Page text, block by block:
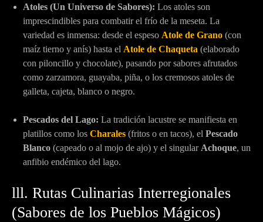
Atoles (Un Universo de Sabores): Los atoles son
imprescindibles para combatir el frío de la meseta. La
variedad es inmensa: desde el espeso Atole de Grano (con
maíz tierno y anís) hasta el Atole de Chaqueta (elaborado
con piloncillo y chocolate), pasando por sabores afrutados
como zarzamora, guayaba, piña, o los cremosos atoles de
galleta, cajeta, blanco o negro.
Pescados del Lago: La tradición lacustre se manifiesta en
platillos como losCharales (fritos o en tacos), elPescado
Blanco (capeado o al mojo de ajo) y el singular Achoque, un
anfibio endémico del lago.
lll. Rutas Culinarias Interregionales
(Sabores de los Pueblos Mágicos)